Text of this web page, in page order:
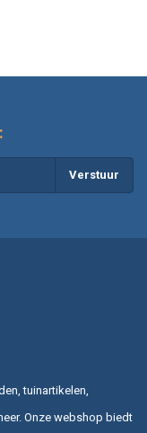
Verstuur
tuinartikelen,
Onze webshop biedt